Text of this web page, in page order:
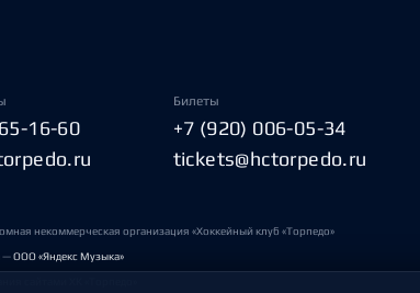
16-60
Билеты
+7 (920) 006-05-34
tickets@hctorpedo.ru
некоммерческая организация «Хоккейный клуб «Торпедо»
—ООО «Яндекс Музыка»